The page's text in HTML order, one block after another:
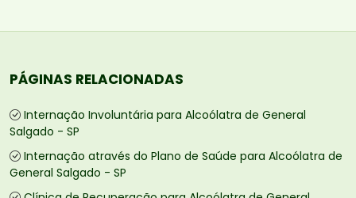
PÁGINAS RELACIONADAS
Internação Involuntária para Alcoólatra de General
Salgado - SP
Internação através do Plano de Saúde para Alcoólatra de
General Salgado - SP